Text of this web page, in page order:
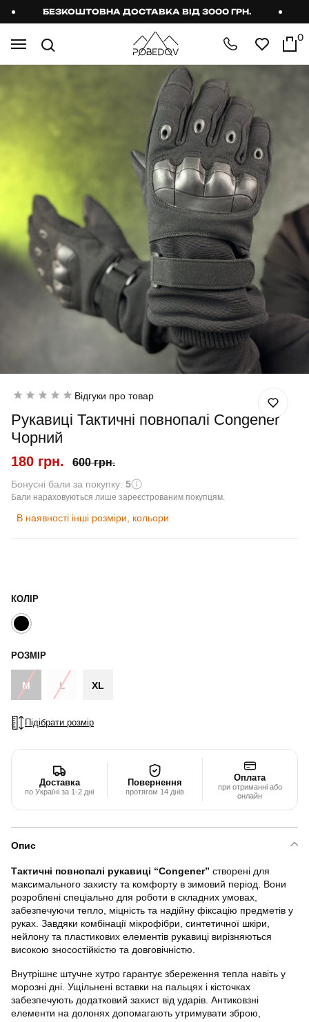
БЕЗКОШТОВНА ДОСТАВКА ВІД 3000 ГРН.
0
Відгуки про товар
Рукавиці Тактичні повнопалі Congener
Чорний
180 грн. 600 грн.
Бонусні бали за покупку: 5
Бали нараховуються лише зареєстрованим покупцям.
В наявності інші розміри, кольори
КОЛІР
РОЗМІР
M L XL
Підібрати розмір
Доставка
по Україні за 1-2 дні
Повернення
протягом 14 днів
Оплата
при отриманні або
онлайн
Опис
Тактичні повнопалі рукавиці “Congener” створені для
максимального захисту та комфорту в зимовий період. Вони
розроблені спеціально для роботи в складних умовах,
забезпечуючи тепло, міцність та надійну фіксацію предметів у
руках. Завдяки комбінації мікрофібри, синтетичної шкіри,
нейлону та пластикових елементів рукавиці вирізняються
високою зносостійкістю та довговічністю.
Внутрішнє штучне хутро гарантує збереження тепла навіть у
морозні дні. Ущільнені вставки на пальцях і кісточках
забезпечують додатковий захист від ударів. Антиковзні
елементи на долонях допомагають утримувати зброю,